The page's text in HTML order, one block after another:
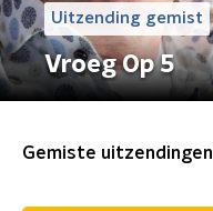
Uitzending gemist
Vroeg Op 5
Gemiste uitzendingen